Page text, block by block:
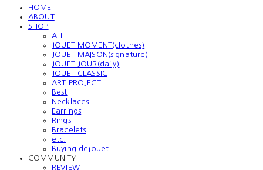
HOME
ABOUT
SHOP
ALL
JOUET MOMENT(clothes)
JOUET MAISON(signature)
JOUET JOUR(daily)
JOUET CLASSIC
ART PROJECT
Best
Necklaces
Earrings
Rings
Bracelets
etc.
Buying dejouet
COMMUNITY
REVIEW